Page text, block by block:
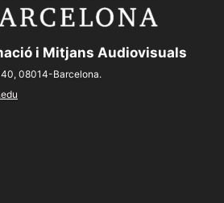
i Mitjans Audiovisuals
08014-Barcelona.